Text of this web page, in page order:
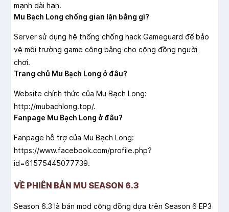
mạnh dài hạn.
Mu Bạch Long chống gian lận bằng gì?
Server sử dụng hệ thống chống hack Gameguard để bảo
vệ môi trường game công bằng cho cộng đồng người
chơi.
Trang chủ Mu Bạch Long ở đâu?
Website chính thức của Mu Bạch Long:
http://mubachlong.top/.
Fanpage Mu Bạch Long ở đâu?
Fanpage hỗ trợ của Mu Bạch Long:
https://www.facebook.com/profile.php?
id=61575445077739.
VỀ PHIÊN BẢN MU SEASON 6.3
Season 6.3 là bản mod cộng đồng dựa trên Season 6 EP3